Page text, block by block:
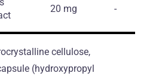
20 mg -
cellulose,
(hydroxypropyl